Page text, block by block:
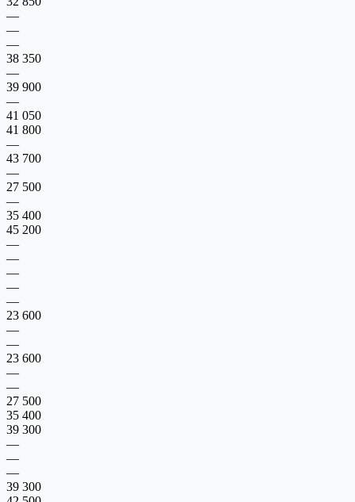
—
—
—
38 350
—
39 900
—
41 050
41 800
—
43 700
—
27 500
—
35 400
45 200
—
—
—
—
—
23 600
—
—
23 600
—
—
27 500
35 400
39 300
—
—
—
39 300